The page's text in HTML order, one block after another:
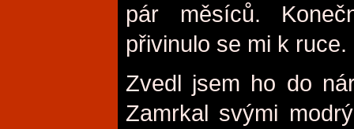
pár měsíců.
přivinulo se mi k ruce.
Zvedl jsem ho do
Zamrkal svými